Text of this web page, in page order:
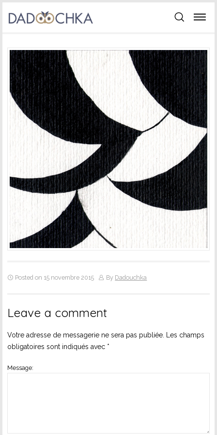
Posted on 15 novembre 2015 By Dadouchka
Leave a comment
Votre adresse de messagerie ne sera pas publiée.
Les champs
obligatoires sont indiqués avec *
Message: